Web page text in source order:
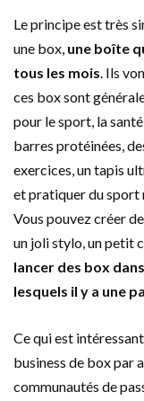
Le principe est très
une box, une boîte
tous les mois. Ils
ces box sont
pour le sport, la
barres protéinées,
exercices, un tapis
et pratiquer du sport
Vous pouvez créer
un joli stylo, un petit
lancer des box
lesquels il y a une
Ce qui est
business de box par
communautés de